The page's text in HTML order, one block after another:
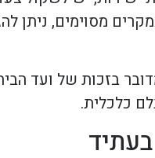
מסוימים,
בזכות של ועד
כלכלית.